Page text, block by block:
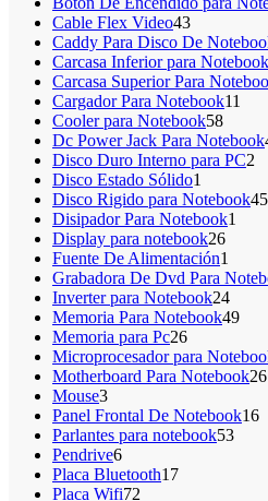
Cable Flex Video4343
productos
Caddy Para Disco De
Carcasa Inferior para Notebook
Carcasa Superior Para
Cargador Para Notebook11
Cooler para Notebook5858
Dc Power Jack Para Notebook
Disco Duro Interno para PC2
Disco Estado Sólido1
producto
Disco Rigido para Notebook45
Disipador Para Notebook1
Display para notebook2626
Fuente De Alimentación1
Grabadora De Dvd Para
Inverter para Notebook2424
Memoria Para Notebook4949
Memoria para Pc2626
productos
Microprocesador para
Motherboard Para Notebook26
Mouse33
productos
Panel Frontal De Notebook1616
Parlantes para notebook5353
Pendrive66
productos
Placa Bluetooth1717
Placa Wifi72